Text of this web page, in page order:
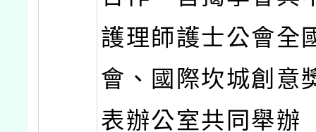
護理師護士公會全
會、國際坎城創意
表辦公室共同舉辦